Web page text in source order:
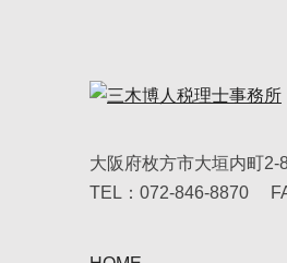
大阪府枚方市大垣内町
TEL：072-846-8870